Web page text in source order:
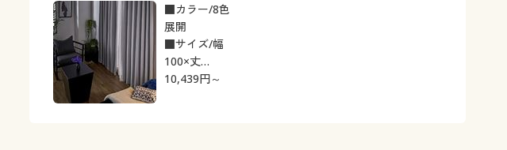
10,439円～
■カラー/8色
展開
■サイズ/幅
100×丈
70cm(2枚組)